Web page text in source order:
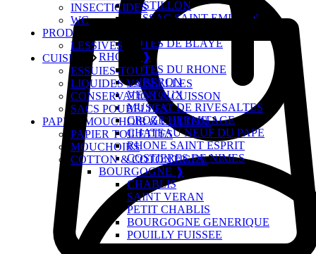
INSECTICIDES
WC
PRODUITS DU LINGE
LESSIVES
CUISINE
ESSUIES-TOUT
LIQUIDES VAISSELLES
CONSERVATION & CUISSON
SACS POUBELLES
PAPIER,MOUCHOIR & COTTON
PAPIER TOILETTES
MOUCHOIRS
COTTON & COTONTIGES
CASTILLON
LUSSAC SAINT EMILION
COTES DE BLAYE
RHONE ❱
COTES DU RHONE
LUBERON
VENTOUX
MUSCAT DE RIVESALTES
CROZE HERMITAGE
CHATEAU NEUF DU PAPE
RHONE SAINT ESPRIT
COSTIERES DE NIMES
BOURGOGNE ❱
CHABLIS
SAINT VERAN
PETIT CHABLIS
BOURGOGNE GENERIQUE
POUILLY FUISSEE
MERCUREY